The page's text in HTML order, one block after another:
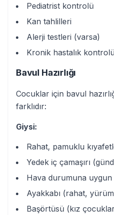
Pediatrist kontrolü
Kan tahlilleri
Alerji testleri (varsa)
Kronik hastalık kontrolü
Bavul Hazırlığı
Cocuklar için bavul
farklıdır:
Giysi:
Rahat, pamuklu
Yedek iç çamaşırı
Hava durumuna uygun
Ayakkabı (rahat,
Başörtüsü (kız